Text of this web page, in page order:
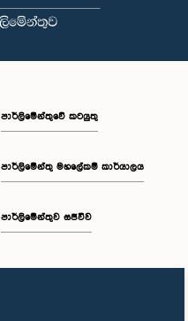
පාර්ලිමේන්තුවේ කටයුතු
පාර්ලිමේන්තු මහලේකම් කාර්යාලය
පාර්ලිමේන්තුව සජීවීව